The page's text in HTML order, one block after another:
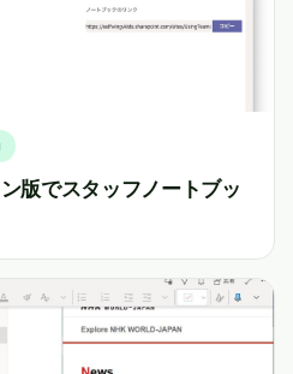
版でスタッフノートブッ